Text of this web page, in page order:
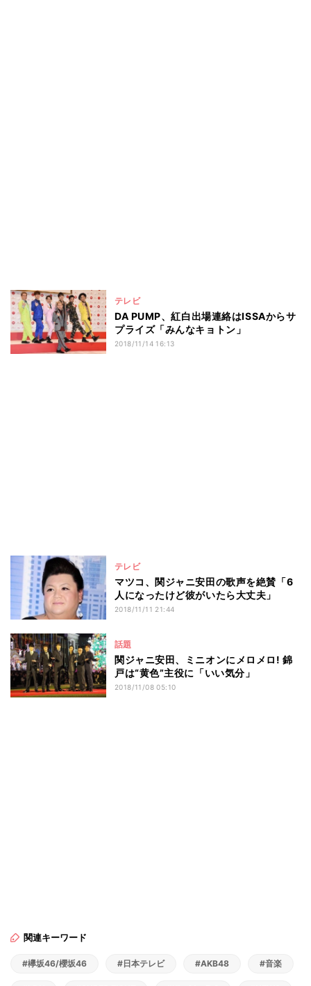
テレビ
DA PUMP、紅白出場連絡はISSAからサ
プライズ「みんなキョトン」
2018/11/14 16:13
テレビ
マツコ、関ジャニ安田の歌声を絶賛「6
人になったけど彼がいたら大丈夫」
2018/11/11 21:44
話題
関ジャニ安田、ミニオンにメロメロ! 錦
戸は“黄色”主役に「いい気分」
2018/11/08 05:10
関連キーワード
#欅坂46/櫻坂46 #日本テレビ #AKB48 #音楽